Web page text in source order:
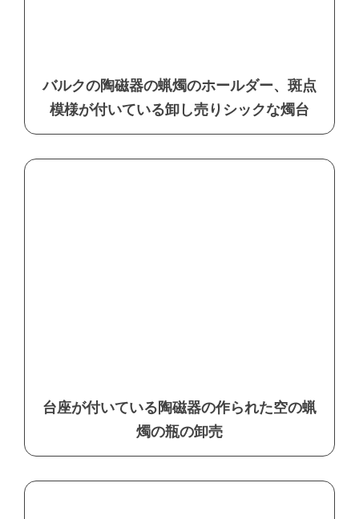
バルクの陶磁器の蝋燭のホールダー、斑点
模様が付いている卸し売りシックな燭台
台座が付いている陶磁器の作られた空の蝋
燭の瓶の卸売